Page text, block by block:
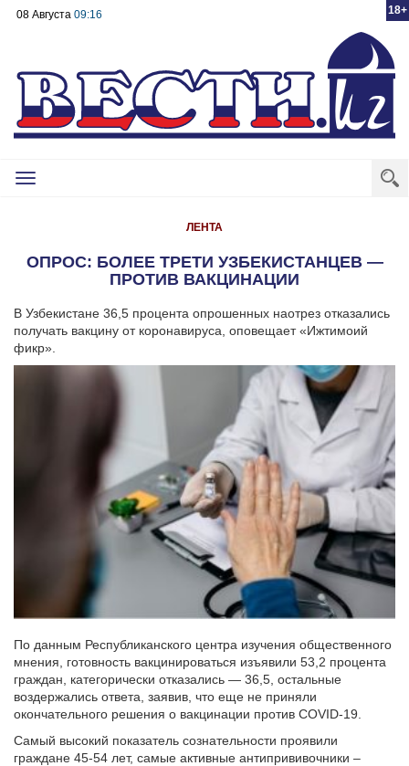
18+
08 Августа 09:16
Toggle
ЛЕНТА
ОПРОС: БОЛЕЕ ТРЕТИ УЗБЕКИСТАНЦЕВ —
ПРОТИВ ВАКЦИНАЦИИ
В Узбекистане 36,5 процента опрошенных наотрез отказались
получать вакцину от коронавируса, оповещает «Ижтимоий
фикр».
По данным Республиканского центра изучения общественного
мнения, готовность вакцинироваться изъявили 53,2 процента
граждан, категорически отказались — 36,5, остальные
воздержались ответа, заявив, что еще не приняли
окончательного решения о вакцинации против COVID-19.
Самый высокий показатель сознательности проявили
граждане 45-54 лет, самые активные антипрививочники –